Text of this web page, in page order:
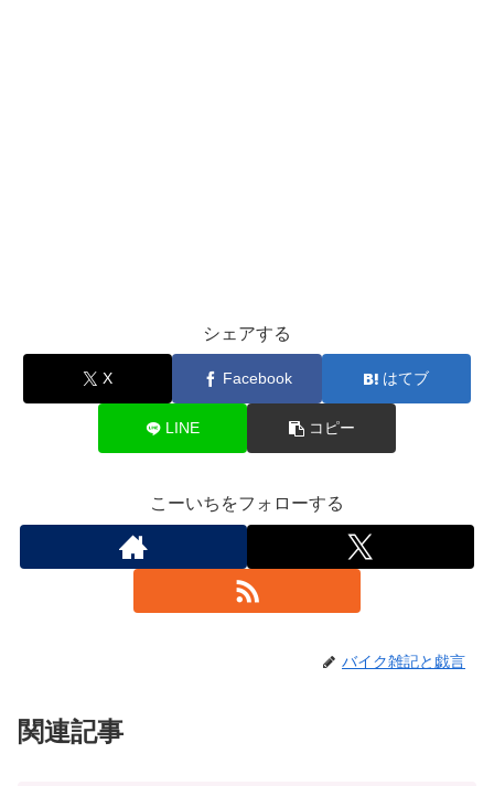
シェアする
X Facebook はてブ
LINE コピー
こーいちをフォローする
バイク雑記と戯言
関連記事